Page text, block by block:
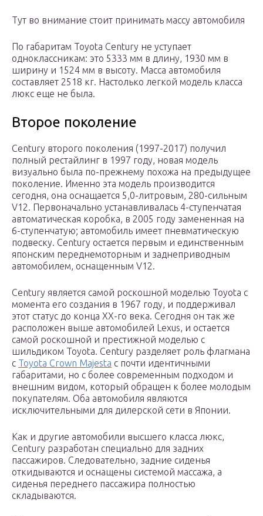
Тут во внимание стоит принимать массу автомобиля
По габаритам Toyota Century не уступает
одноклассникам: это 5333 мм в длину, 1930 мм в
ширину и 1524 мм в высоту. Масса автомобиля
составляет 2518 кг. Настолько легкой модель класса
люкс еще не была.
Второе поколение
Century второго поколения (1997-2017) получил
полный рестайлинг в 1997 году, новая модель
визуально была по-прежнему похожа на предыдущее
поколение. Именно эта модель производится
сегодня, она оснащается 5,0-литровым, 280-сильным
V12. Первоначально устанавливалась 4-ступенчатая
автоматическая коробка, в 2005 году замененная на
6-ступенчатую; автомобиль имеет пневматическую
подвеску. Century остается первым и единственным
японским переднемоторным и заднеприводным
автомобилем, оснащенным V12.
Century является самой роскошной моделью Toyota с
момента его создания в 1967 году, и поддерживал
этот статус до конца XX-го века. Сегодня он так же
расположен выше автомобилей Lexus, и остается
самой роскошной и престижной моделью с
шильдиком Toyota. Century разделяет роль флагмана
с Toyota Crown Majesta с почти идентичными
габаритами, но с более современным подходом и
внешним видом, который обращен к более молодым
покупателям. Оба автомобиля являются
исключительными для дилерской сети в Японии.
Как и другие автомобили высшего класса люкс,
Century разработан специально для задних
пассажиров. Следовательно, задние сиденья
откидываются и оснащены системой массажа, а
сиденья переднего пассажира полностью
складываются.